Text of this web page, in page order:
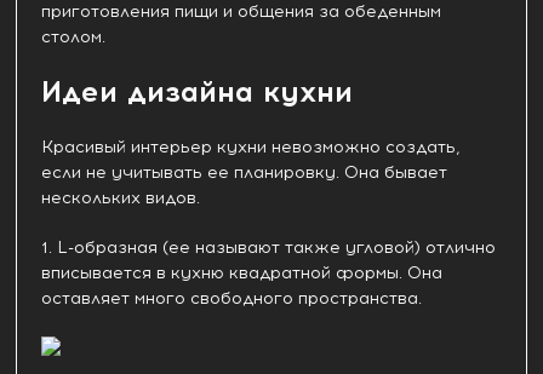
приготовления пищи и общения за обеденным
столом.
Идеи дизайна кухни
Красивый интерьер кухни невозможно создать,
если не учитывать ее планировку. Она бывает
нескольких видов.
1. L-образная (ее называют также угловой) отлично
вписывается в кухню квадратной формы. Она
оставляет много свободного пространства.